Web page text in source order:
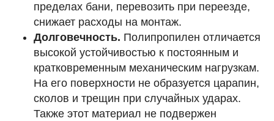
пределах бани, перевозить при переезде,
снижает расходы на монтаж.
Долговечность. Полипропилен отличается
высокой устойчивостью к постоянным и
кратковременным механическим нагрузкам.
На его поверхности не образуется царапин,
сколов и трещин при случайных ударах.
Также этот материал не подвержен